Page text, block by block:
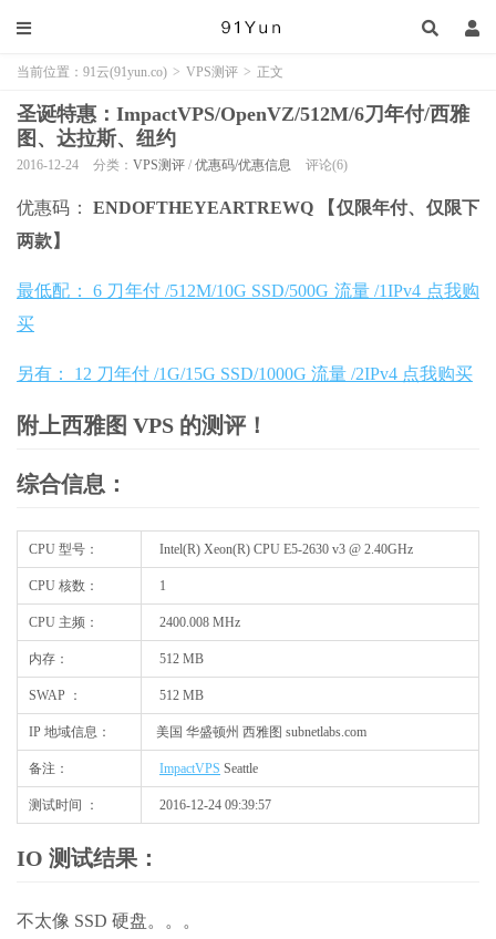
当前位置： 91云(91yun.co) > VPS测评 > 正文
圣诞特惠：ImpactVPS/OpenVZ/512M/6刀年付/西雅
图、达拉斯、纽约
2016-12-24 分类： VPS测评 / 优惠码/优惠信息 评论(6)
优惠码：ENDOFTHEYEARTREWQ 【仅限年付、仅限下
两款】
最低配： 6 刀年付 /512M/10G SSD/500G 流量 /1IPv4 点我购
买
另有： 12 刀年付 /1G/15G SSD/1000G 流量 /2IPv4 点我购买
附上西雅图 VPS 的测评！
综合信息：
CPU 型号： Intel(R) Xeon(R) CPU E5-2630 v3 @ 2.40GHz
CPU 核数： 1
CPU 主频： 2400.008 MHz
内存： 512 MB
SWAP ： 512 MB
IP 地域信息： 美国 华盛顿州 西雅图 subnetlabs.com
备注： ImpactVPS Seattle
测试时间 ： 2016-12-24 09:39:57
IO 测试结果：
不太像 SSD 硬盘。。。